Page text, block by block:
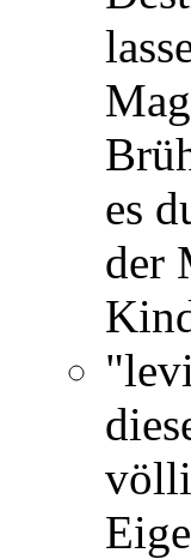
es
der